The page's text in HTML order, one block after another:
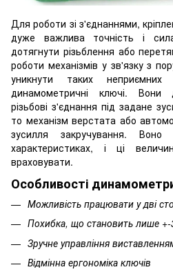
Для роботи зі з'єднаннями,
дуже важлива точність і
дотягнути різьблення або
роботи механізмів у зв'язку з
уникнути таких
динамометричні ключі. Вони
різьбові з'єднання під задане
то механізм верстата або
зусилля закручування. Воно
характеристиках, і ці
враховувати.
Особливості
Можливість працювати у дві
Похибка, що становить лише +-
Зручне управління
Відмінна ергономіка ключів